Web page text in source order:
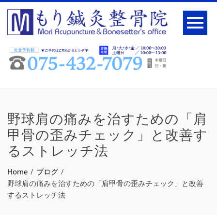
野球肩の痛みを治すための「肩
甲骨の歪みチェック」と改善す
るストレッチ法
Home
ブログ
野球肩の痛みを治すための「肩甲骨の歪みチェック」と改善
するストレッチ法